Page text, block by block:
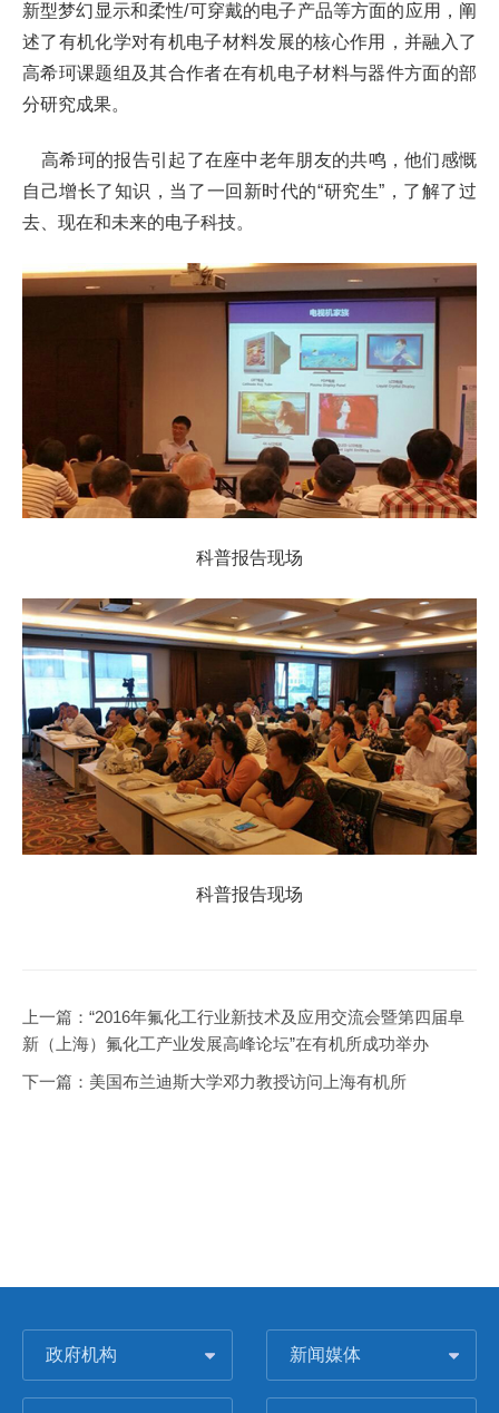
新型梦幻显示和柔性/可穿戴的电子产品等方面的应用，阐
述了有机化学对有机电子材料发展的核心作用，并融入了
高希珂课题组及其合作者在有机电子材料与器件方面的部
分研究成果。
高希珂的报告引起了在座中老年朋友的共鸣，他们感慨
自己增长了知识，当了一回新时代的“研究生” ，了解了过
去、现在和未来的电子科技。
科普报告现场
科普报告现场
上一篇： “2016年氟化工行业新技术及应用交流会暨第四届阜
新（上海）氟化工产业发展高峰论坛”在有机所成功举办
下一篇： 美国布兰迪斯大学邓力教授访问上海有机所
政府机构 新闻媒体